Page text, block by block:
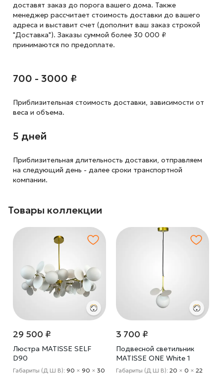
доставят заказ до порога вашего дома. Также
менеджер рассчитает стоимость доставки до вашего
адреса и выставит счет (дополнит ваш заказ строкой
"Доставка"). Заказы суммой более 30 000 ₽
принимаются по предоплате.
700 - 3000 ₽
Приблизительная стоимость доставки, зависимости от
веса и объема.
5 дней
Приблизительная длительность доставки, отправляем
на следующий день - далее сроки транспортной
компании.
Товары коллекции
29 500 ₽
Люстра MATISSE SELF
D90
Габариты (Д Ш В): 90 × 90 × 30
3 700 ₽
Подвесной светильник
MATISSE ONE White 1
Габариты (Д Ш В): 20 × 0 × 22